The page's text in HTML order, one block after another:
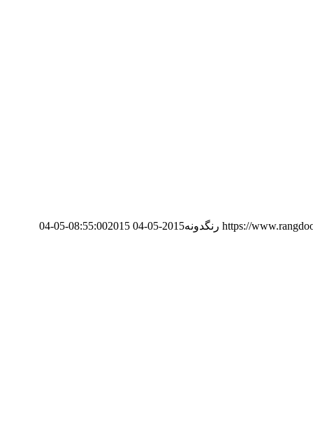
https:// رنگدونه2015-05-04 08:55:00
2015-05-04